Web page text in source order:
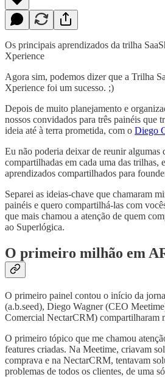
Os principais aprendizados da trilha
Xperience
Agora sim, podemos dizer que a Trilha
Xperience foi um sucesso. ;)
Depois de muito planejamento e
nossos convidados para três painéis que
ideia até à terra prometida, com o Diego
Eu não poderia deixar de reunir algumas
compartilhadas em cada uma das trilhas,
aprendizados compartilhados para
Separei as ideias-chave que chamaram
painéis e quero compartilhá-las com
que mais chamou a atenção de quem
ao Superlógica.
O primeiro milhão em
O primeiro painel contou o início da
(a.b.seed), Diego Wagner (CEO
Comercial NectarCRM) compartilharam
O primeiro tópico que me chamou
features criadas. Na Meetime, criavam
comprava e na NectarCRM, tentavam
problemas de todos os clientes, de uma